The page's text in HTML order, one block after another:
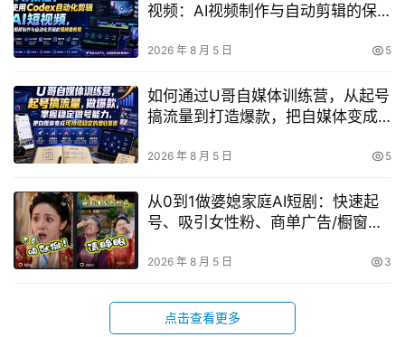
视频：AI视频制作与自动剪辑的保
2026 年 8 月 5 日 5
如何通过U哥自媒体训练营，从起号
搞流量到打造爆款，把自媒体变成
2026 年 8 月 5 日 5
从0到1做婆媳家庭AI短剧：快速起
号、吸引女性粉、商单广告/橱窗带
2026 年 8 月 5 日 3
点击查看更多